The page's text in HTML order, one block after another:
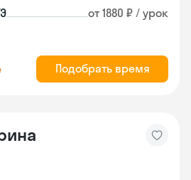
от 1880 ₽ / урок
Подобрать время